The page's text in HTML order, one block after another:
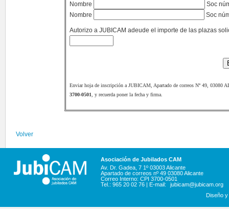
Nombre
Soc
Nombre
Soc
Autorizo a JUBICAM adeude el importe de las plazas
Enviar hoja de inscripción a JUBICAM, Apartado de correos Nº 49,
3700-0501 , y recuerda poner la fecha y firma.
Volver
Asociación de Jubilados CAM
Av. Dr. Gadea, 7 1º 03003 Alicante
Apartado de correos nº 49 03080 Alicante
Correo Interno: CPI 3700-0501
Tel.: 965 20 02 76 | E-mail:
jubicam@jubicam.org
Diseño